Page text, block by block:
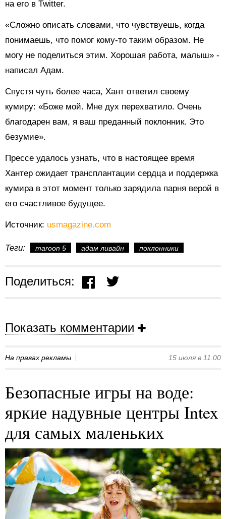
на его в Twitter.
«Сложно описать словами, что чувствуешь, когда
понимаешь, что помог кому-то таким образом. Не
могу не поделиться этим. Хорошая работа, малыш» -
написал Адам.
Спустя чуть более часа, Хант ответил своему
кумиру: «Боже мой. Мне дух перехватило. Очень
благодарен вам, я ваш преданный поклонник. Это
безумие».
Прессе удалось узнать, что в настоящее время
Хантер ожидает трансплантации сердца и поддержка
кумира в этот момент только зарядила парня верой в
его счастливое будущее.
Источник: usmagazine.com
Теги: maroon 5 адам ливайн поклонники
Поделиться:
Показать комментарии
На правах рекламы 15 июля в 11:00
Безопасные игры на воде:
яркие надувные центры Intex
для самых маленьких